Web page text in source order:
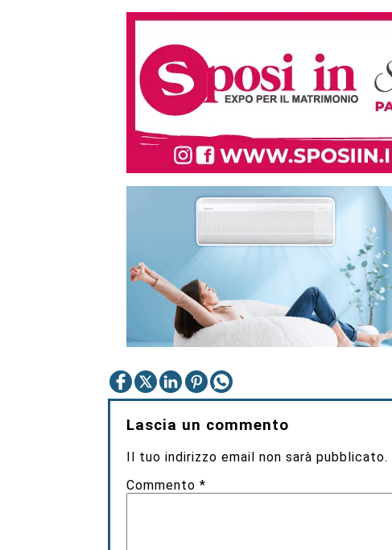
Lascia un commento
Il tuo indirizzo email non sarà pubblicato.
Commento*